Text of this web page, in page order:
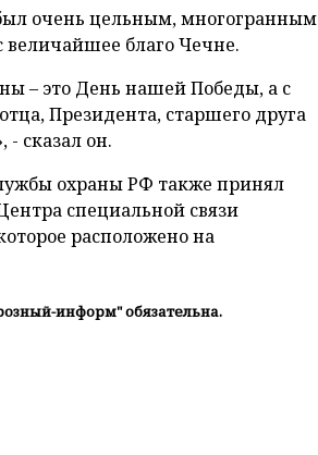
очень цельным, многогранным
благо Чечне.
– это День нашей Победы, а с
Президента, старшего друга
- сказал он.
охраны РФ также принял
специальной связи
расположено на
информ" обязательна.